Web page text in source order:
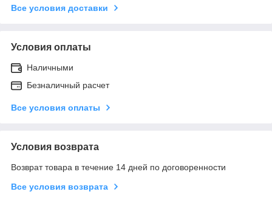
Все условия доставки
Условия оплаты
Наличными
Безналичный расчет
Все условия оплаты
Условия возврата
Возврат товара в течение 14 дней по договоренности
Все условия возврата